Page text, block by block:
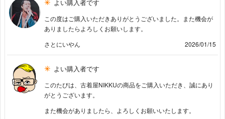
よい購入者です
この度はご購入いただきありがとうございました。また機会が
ありましたらよろしくお願いします。
さとにいやん
2026/01/15
よい購入者です
このたびは、古着屋NIKKUの商品をご購入いただき、誠にあり
がとうございます。
また機会がありましたら、よろしくお願いいたします。